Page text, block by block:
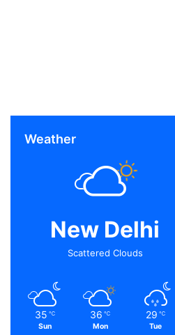
Weather
New Delhi
Scattered Clouds
35 ℃
Sun
36 ℃
Mon
29 ℃
Tue